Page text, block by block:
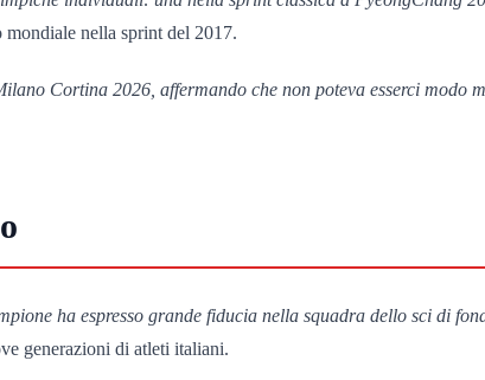
nella sprint del 2017.
Cortina 2026, affermando che non poteva esserci modo
ha espresso grande fiducia nella squadra dello sci di
generazioni di atleti italiani.